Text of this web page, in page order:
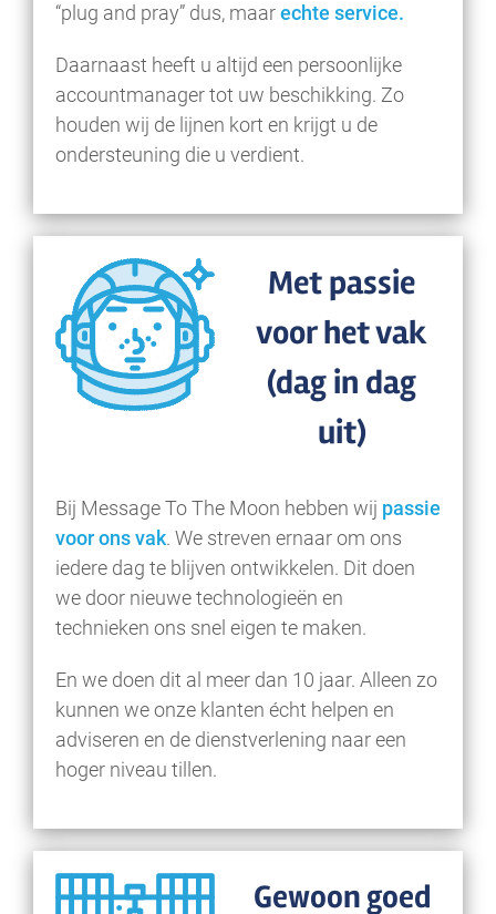
“plug and pray” dus, maarechte service.
Daarnaast heeft u altijd een persoonlijke
accountmanager tot uw beschikking. Zo
houden wij de lijnen kort en krijgt u de
ondersteuning die u verdient.
Met passie
voor het vak
(dag in dag
uit)
Bij Message To The Moon hebben wij passie
voor ons vak. We streven ernaar om ons
iedere dag te blijven ontwikkelen. Dit doen
we door nieuwe technologieën en
technieken ons snel eigen te maken.
En we doen dit al meer dan 10 jaar. Alleen zo
kunnen we onze klanten écht helpen en
adviseren en de dienstverlening naar een
hoger niveau tillen.
Gewoon goed